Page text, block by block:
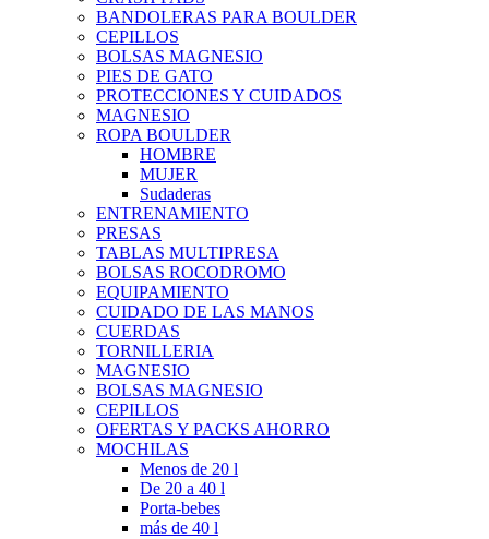
BANDOLERAS PARA BOULDER
CEPILLOS
BOLSAS MAGNESIO
PIES DE GATO
PROTECCIONES Y CUIDADOS
MAGNESIO
ROPA BOULDER
HOMBRE
MUJER
Sudaderas
ENTRENAMIENTO
PRESAS
TABLAS MULTIPRESA
BOLSAS ROCODROMO
EQUIPAMIENTO
CUIDADO DE LAS MANOS
CUERDAS
TORNILLERIA
MAGNESIO
BOLSAS MAGNESIO
CEPILLOS
OFERTAS Y PACKS AHORRO
MOCHILAS
Menos de 20 l
De 20 a 40 l
Porta-bebes
más de 40 l